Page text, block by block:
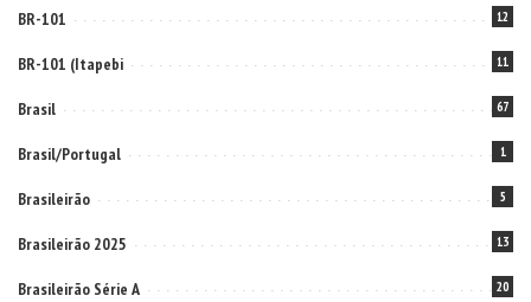
BR-101 12
BR-101 (Itapebi 11
Brasil 67
Brasil/Portugal 1
Brasileirão 5
Brasileirão 2025 13
Brasileirão Série A 20